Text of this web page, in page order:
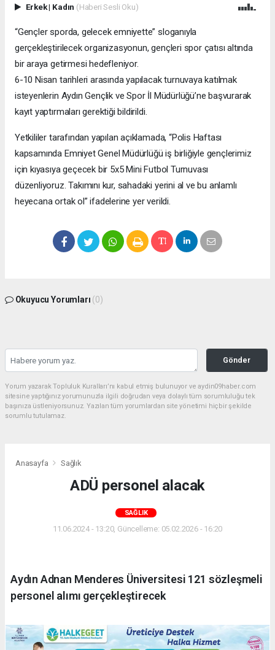
Erkek| Kadın (Haberi Sesli Oku)
“Gençler sporda, gelecek emniyette” sloganıyla
gerçekleştirilecek organizasyonun, gençleri spor çatısı altında
bir araya getirmesi hedefleniyor.
6-10 Nisan tarihleri arasında yapılacak turnuvaya katılmak
isteyenlerin Aydın Gençlik ve Spor İl Müdürlüğü’ne başvurarak
kayıt yaptırmaları gerektiği bildirildi.
Yetkililer tarafından yapılan açıklamada, “Polis Haftası
kapsamında Emniyet Genel Müdürlüğü iş birliğiyle gençlerimiz
için kıyasıya geçecek bir 5x5 Mini Futbol Turnuvası
düzenliyoruz. Takımını kur, sahadaki yerini al ve bu anlamlı
heyecana ortak ol” ifadelerine yer verildi.
Okuyucu Yorumları (0)
Gönder
Yorum yazarak Topluluk Kuralları’nı kabul etmiş bulunuyor ve aydin09haber.com
sitesine yaptığınız yorumunuzla ilgili doğrudan veya dolaylı tüm sorumluluğu tek
başınıza üstleniyorsunuz. Yazılan tüm yorumlardan site yönetimi hiçbir şekilde
sorumlu tutulamaz.
Anasayfa Sağlık
ADÜ personel alacak
SAĞLIK
11.06.2024 - 13:20, Güncelleme: 05.02.2026 - 16:20
Aydın Adnan Menderes Üniversitesi 121 sözleşmeli
personel alımı gerçekleştirecek